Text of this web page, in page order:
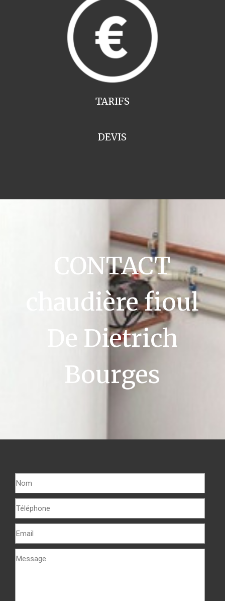
TARIFS
DEVIS
CONTACT
chaudière fioul
De Dietrich
Bourges